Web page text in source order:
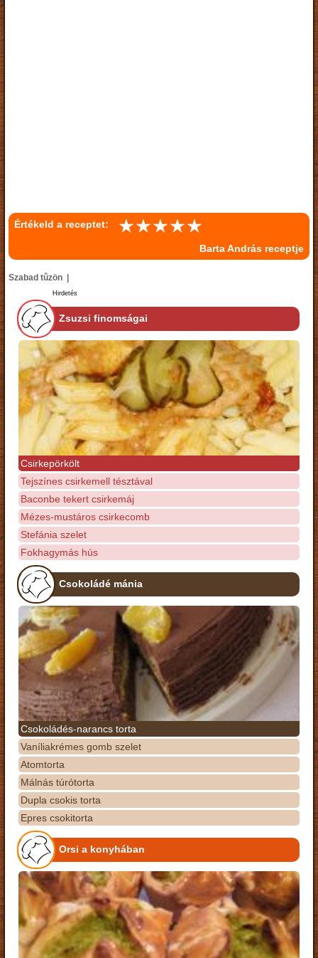
Értékeld a receptet:
Barta András receptje
Szabad tûzön |
Hirdetés
Zsuzsi finomságai
Csirkepörkölt
Tejszínes csirkemell tésztával
Baconbe tekert csirkemáj
Mézes-mustáros csirkecomb
Stefánia szelet
Fokhagymás hús
Csokoládé mánia
Csokoládés-narancs torta
Vaníliakrémes gomb szelet
Atomtorta
Málnás túrótorta
Dupla csokis torta
Epres csokitorta
Orsi a konyhában